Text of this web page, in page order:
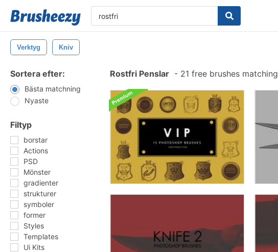
Verktyg Kniv
Sortera efter:
Bästa matchning
Nyaste
Filtyp
borstar
Actions
PSD
Mönster
gradienter
strukturer
symboler
former
Styles
Templates
Ui Kits
Rostfri Penslar - 21 free brushes matching